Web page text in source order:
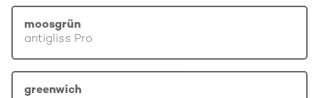
moosgrün
antigliss Pro
greenwich